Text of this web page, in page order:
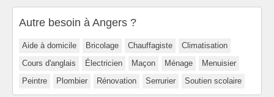
Autre besoin à Angers ?
Aide à domicile Bricolage Chauffagiste
Climatisation
Cours d'anglais
Électricien Maçon Ménage
Menuisier
Peintre
Plombier Rénovation Serrurier Soutien scolaire